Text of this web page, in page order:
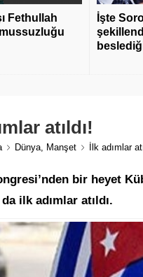
Fethullah
İşte
atıldı!
Dünya, Manşet İlk adımlar
bir heyet
ilk adımlar atıldı.